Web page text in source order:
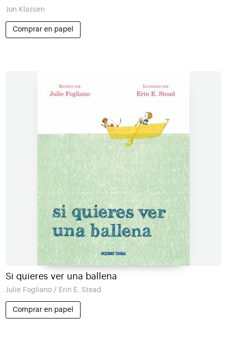
Jon Klassen
Comprar en papel
Si quieres ver una ballena
Julie Fogliano / Erin E. Stead
Comprar en papel